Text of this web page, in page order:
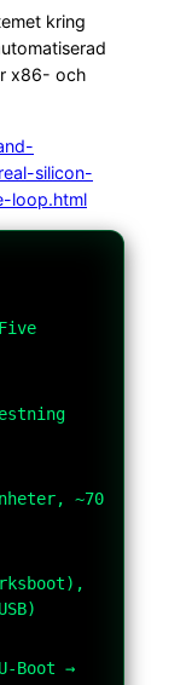
kring
x86- och
silicon-
loop.html
~70
Boot →